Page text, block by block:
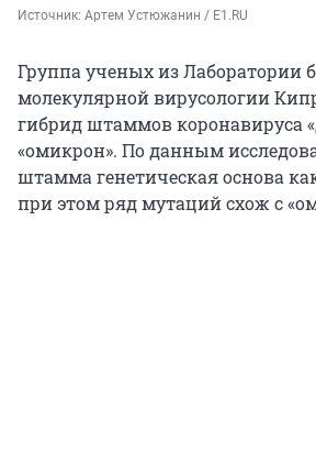
Источник: Артем Устюжанин / E1.RU
Группа ученых из Лаборатории
молекулярной вирусологии
гибрид штаммов коронавируса
«омикрон». По данным
штамма генетическая основа
при этом ряд мутаций схож с